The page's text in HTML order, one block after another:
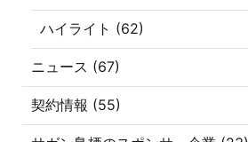
ハイライト (62)
ニュース (67)
契約情報 (55)